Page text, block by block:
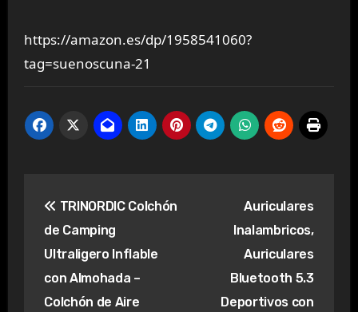
https://amazon.es/dp/1958541060?
tag=suenoscuna-21
de
entradas
TRINORDIC Colchón
de Camping
Ultraligero Inflable
con Almohada –
Colchón de Aire
Auriculares
Inalambricos,
Auriculares
Bluetooth 5.3
Deportivos con